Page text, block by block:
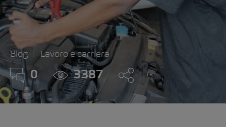
Blog Lavoro e carriera
0 3387